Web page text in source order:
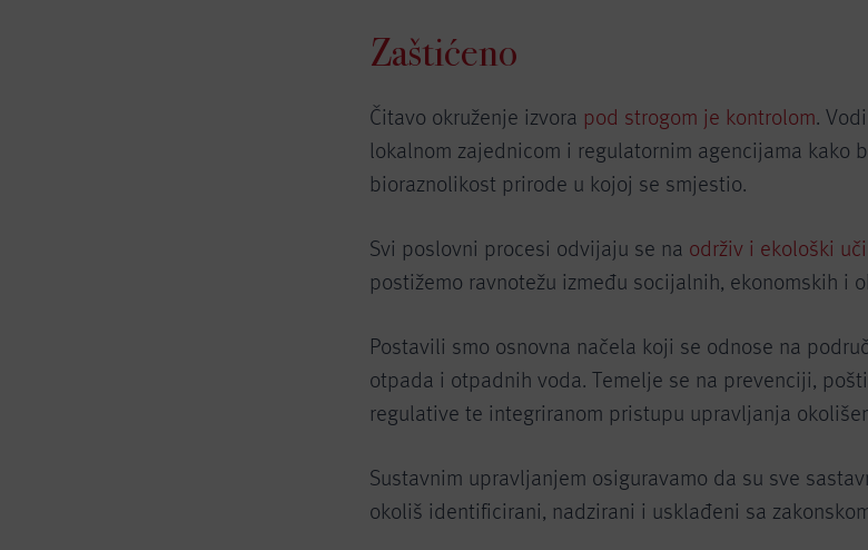
Zaštićeno
Čitavo okruženje izvora pod strogom je kontrolom.
lokalnom zajednicom i regulatornim agencijama kako
bioraznolikost prirode u kojoj se smjestio.
Svi poslovni procesi odvijaju se na održiv i ekološki
postižemo ravnotežu između socijalnih, ekonomskih i
Postavili smo osnovna načela koji se odnose na
otpada i otpadnih voda. Temelje se na prevenciji,
regulative te integriranom pristupu upravljanja
Sustavnim upravljanjem osiguravamo da su sve
okoliš identificirani, nadzirani i usklađeni sa